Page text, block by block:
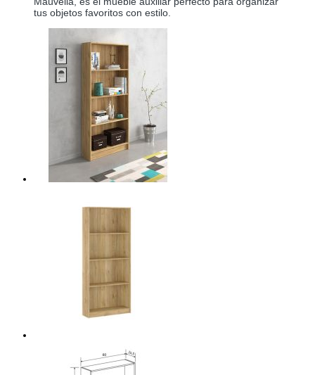
tus objetos favoritos con estilo.